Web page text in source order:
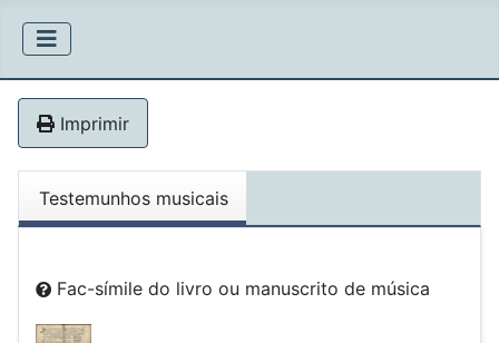
Imprimir
Testemunhos musicais
Fac-símile do livro ou manuscrito de música